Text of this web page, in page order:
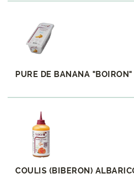
PURE DE BANANA "BOIRON"
COULIS (BIBERON)